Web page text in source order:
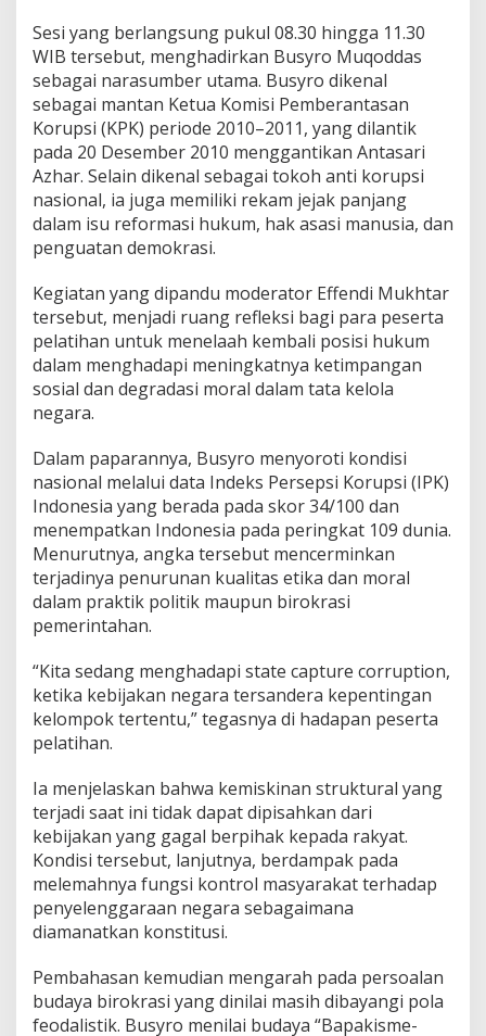
Sesi yang berlangsung pukul 08.30 hingga 11.30
WIB tersebut, menghadirkan Busyro Muqoddas
sebagai narasumber utama. Busyro dikenal
sebagai mantan Ketua Komisi Pemberantasan
Korupsi (KPK) periode 2010–2011, yang dilantik
pada 20 Desember 2010 menggantikan Antasari
Azhar. Selain dikenal sebagai tokoh anti korupsi
nasional, ia juga memiliki rekam jejak panjang
dalam isu reformasi hukum, hak asasi manusia, dan
penguatan demokrasi.
Kegiatan yang dipandu moderator Effendi Mukhtar
tersebut, menjadi ruang refleksi bagi para peserta
pelatihan untuk menelaah kembali posisi hukum
dalam menghadapi meningkatnya ketimpangan
sosial dan degradasi moral dalam tata kelola
negara.
Dalam paparannya, Busyro menyoroti kondisi
nasional melalui data Indeks Persepsi Korupsi (IPK)
Indonesia yang berada pada skor 34/100 dan
menempatkan Indonesia pada peringkat 109 dunia.
Menurutnya, angka tersebut mencerminkan
terjadinya penurunan kualitas etika dan moral
dalam praktik politik maupun birokrasi
pemerintahan.
“Kita sedang menghadapi state capture corruption,
ketika kebijakan negara tersandera kepentingan
kelompok tertentu,” tegasnya di hadapan peserta
pelatihan.
Ia menjelaskan bahwa kemiskinan struktural yang
terjadi saat ini tidak dapat dipisahkan dari
kebijakan yang gagal berpihak kepada rakyat.
Kondisi tersebut, lanjutnya, berdampak pada
melemahnya fungsi kontrol masyarakat terhadap
penyelenggaraan negara sebagaimana
diamanatkan konstitusi.
Pembahasan kemudian mengarah pada persoalan
budaya birokrasi yang dinilai masih dibayangi pola
feodalistik. Busyro menilai budaya “Bapakisme-